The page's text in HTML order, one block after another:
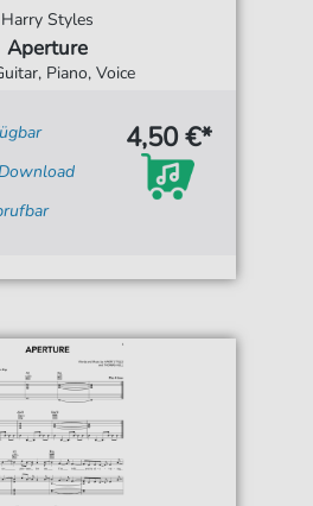
Harry Styles
Aperture
Piano, Voice
4,50 €*